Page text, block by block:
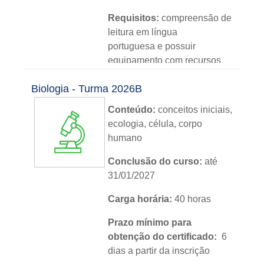
Requisitos: compreensão de
leitura em língua
portuguesa e possuir
equipamento com recursos
Metodologia:sem tutoria
Biologia - Turma 2026B
Conteúdo:conceitos iniciais,
ecologia, célula, corpo
humano
Conclusão do curso: até
31/01/2027
Carga horária: 40 horas
Prazo mínimo para
obtenção do certificado: 6
dias a partir da inscrição